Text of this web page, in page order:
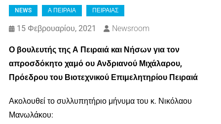
NEWS Α ΠΕΙΡΑΙΑ ΠΕΙΡΑΙΑΣ
15 Φεβρουαρίου, 2021 Newsroom
Ο βουλευτής της Α Πειραιά και Νήσων για τον
απροσδόκητο χαμό ου Ανδριανού Μιχάλαρου,
Πρόεδρου του Βιοτεχνικού Επιμελητηρίου Πειραιά
Ακολουθεί το συλλυπητήριο μήνυμα του κ. Νικόλαου
Μανωλάκου: